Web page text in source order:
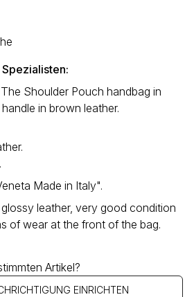
Shoulder Pouch handbag in
in brown leather.
Made in Italy".
glossy leather, very good condition
of wear at the front of the bag.
Artikel?
EINRICHTEN